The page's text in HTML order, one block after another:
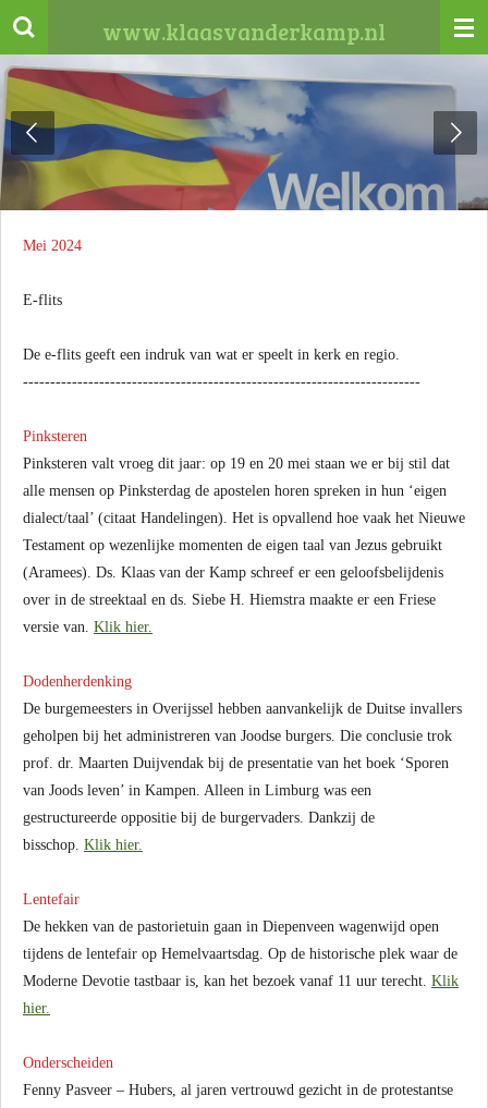
Ga
naar
hoofdinhoud
www.klaasvanderkamp.nl
Mei 2024
E-flits
De e-flits geeft een indruk van wat er speelt in kerk en regio.
-------------------------------------------------------------------------
Pinksteren
Pinksteren valt vroeg dit jaar: op 19 en 20 mei staan we er bij stil dat
alle mensen op Pinksterdag de apostelen horen spreken in hun ‘eigen
dialect/taal’ (citaat Handelingen). Het is opvallend hoe vaak het Nieuwe
Testament op wezenlijke momenten de eigen taal van Jezus gebruikt
(Aramees). Ds. Klaas van der Kamp schreef er een geloofsbelijdenis
over in de streektaal en ds. Siebe H. Hiemstra maakte er een Friese
versie van. Klik hier.
Dodenherdenking
De burgemeesters in Overijssel hebben aanvankelijk de Duitse invallers
geholpen bij het administreren van Joodse burgers. Die conclusie trok
prof. dr. Maarten Duijvendak bij de presentatie van het boek ‘Sporen
van Joods leven’ in Kampen. Alleen in Limburg was een
gestructureerde oppositie bij de burgervaders. Dankzij de
bisschop. Klik hier.
Lentefair
De hekken van de pastorietuin gaan in Diepenveen wagenwijd open
tijdens de lentefair op Hemelvaartsdag. Op de historische plek waar de
Moderne Devotie tastbaar is, kan het bezoek vanaf 11 uur terecht. Klik
hier.
Onderscheiden
Fenny Pasveer – Hubers, al jaren vertrouwd gezicht in de protestantse